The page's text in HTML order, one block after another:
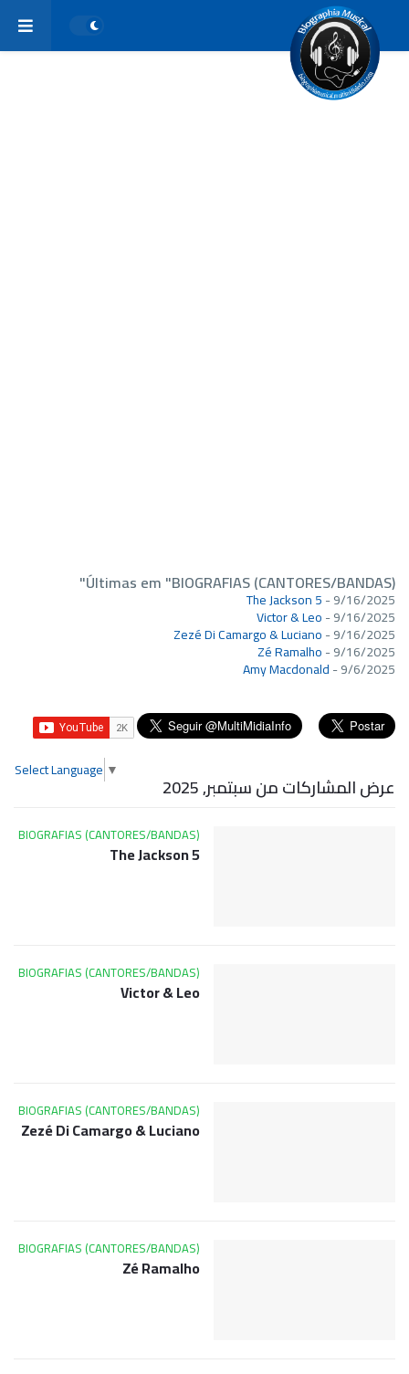
Últimas em "BIOGRAFIAS (CANTORES/BANDAS)"
The Jackson 5- 9/16/2025
Victor & Leo- 9/16/2025
Zezé Di Camargo & Luciano- 9/16/2025
Zé Ramalho- 9/16/2025
Amy Macdonald- 9/6/2025
Select Language ▼
عرض المشاركات من سبتمبر, 2025
BIOGRAFIAS (CANTORES/BANDAS)
The Jackson 5
BIOGRAFIAS (CANTORES/BANDAS)
Victor & Leo
BIOGRAFIAS (CANTORES/BANDAS)
Zezé Di Camargo & Luciano
BIOGRAFIAS (CANTORES/BANDAS)
Zé Ramalho